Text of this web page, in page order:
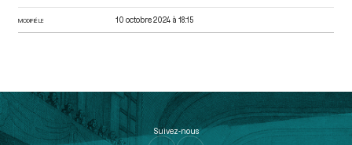
MODIFIÉ LE 10 octobre 2024 à 18:15
Suivez-nous